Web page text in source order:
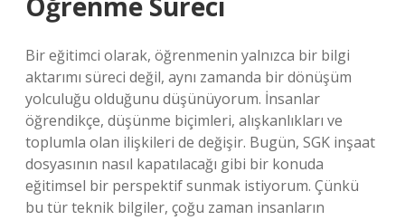
Bir eğitimci olarak, öğrenmenin yalnızca bir bilgi
aktarımı süreci değil, aynı zamanda bir dönüşüm
yolculuğu olduğunu düşünüyorum. İnsanlar
öğrendikçe, düşünme biçimleri, alışkanlıkları ve
toplumla olan ilişkileri de değişir. Bugün, SGK inşaat
dosyasının nasıl kapatılacağı gibi bir konuda
eğitimsel bir perspektif sunmak istiyorum. Çünkü
bu tür teknik bilgiler, çoğu zaman insanların